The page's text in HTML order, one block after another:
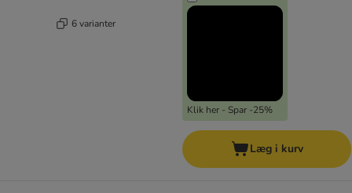
6 varianter
Klik her - Spar -25%
Læg i kurv